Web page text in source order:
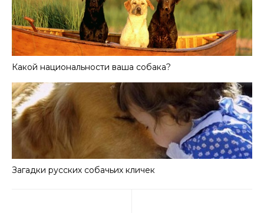
Какой национальности ваша собака?
Загадки русских собачьих кличек